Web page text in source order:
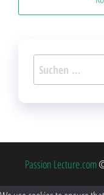
Suchen
nach:
Passion Lecture.com